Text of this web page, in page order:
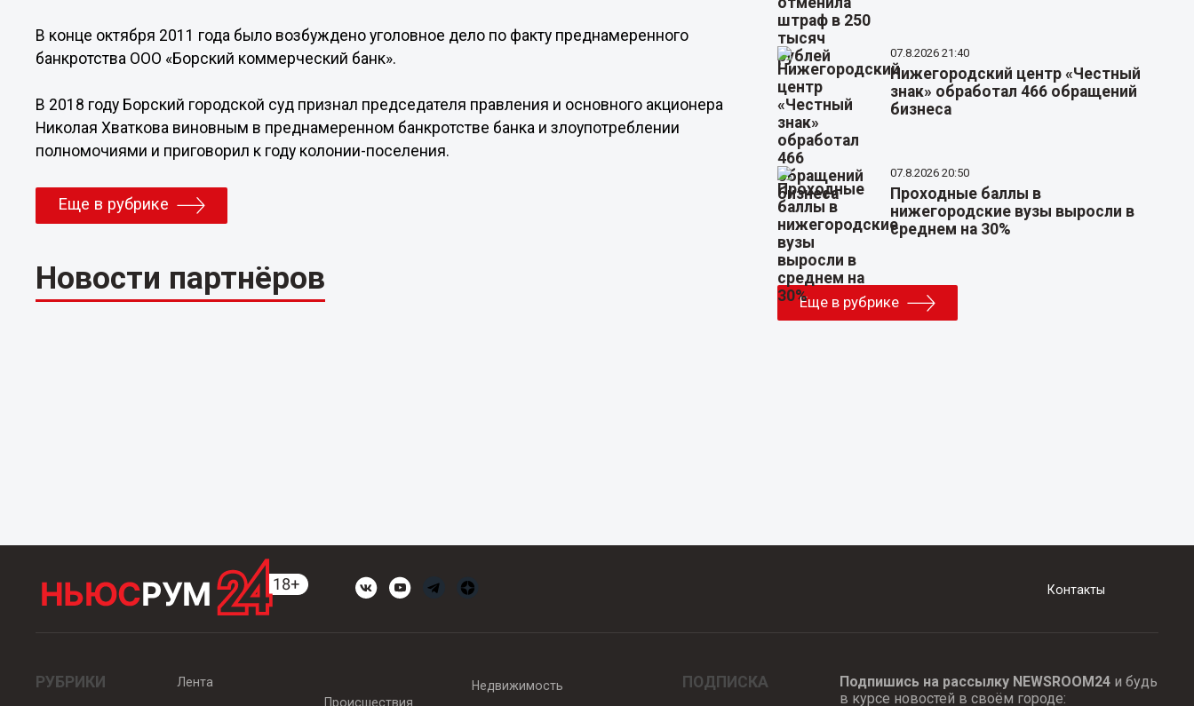
В конце октября 2011 года было возбуждено уголовное дело по факту преднамеренного
банкротства ООО «Борский коммерческий банк».
В 2018 году Борский городской суд признал председателя правления и основного акционера
Николая Хваткова виновным в преднамеренном банкротстве банка и злоупотреблении
полномочиями и приговорил к году колонии-поселения.
Еще в рубрике
Новости партнёров
07.8.2026 21:40
Нижегородский центр «Честный
знак» обработал 466 обращений
бизнеса
07.8.2026 20:50
Проходные баллы в
нижегородские вузы выросли в
среднем на 30%
Еще в рубрике
Контакты
РУБРИКИ
Лента
Происшествия
Недвижимость ПОДПИСКА Подпишись на рассылку NEWSROOM24и будь
в курсе новостей в своём городе: